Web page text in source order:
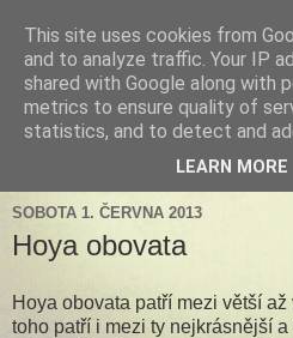
Tillandsia za
Tillandsie a další zelená havěť
k našim velkým radostem, nebo
SOBOTA 1. ČERVNA 2013
Hoya obovata
Hoya obovata patří mezi větší
toho patří i mezi ty nejkrásnější
This site uses cookies from
and to analyze traffic. Your IP
shared with Google along with
metrics to ensure quality of
statistics, and to detect and
LEARN MORE